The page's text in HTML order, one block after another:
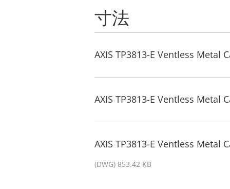
寸法
AXIS TP3813-E Ventless Metal
AXIS TP3813-E Ventless Metal
AXIS TP3813-E Ventless Metal
(DWG) 853.42 KB